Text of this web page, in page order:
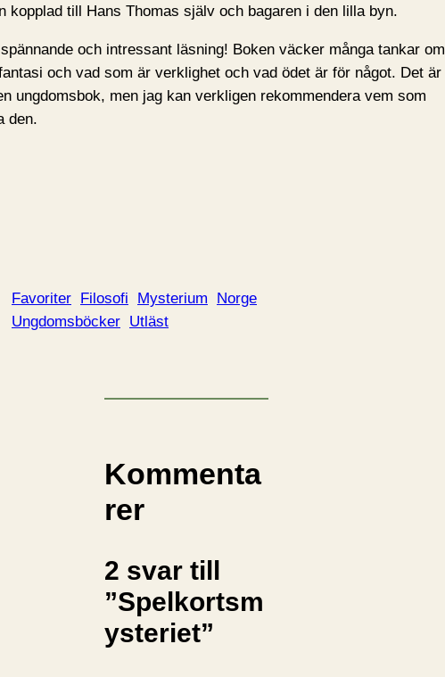
kopplad till Hans Thomas själv och bagaren i den lilla byn.
och intressant läsning! Boken väcker många tankar om
och vad som är verklighet och vad ödet är för något. Det är
ungdomsbok, men jag kan verkligen rekommendera vem som
den.
Favoriter Filosofi Mysterium
Norge
Ungdomsböcker Utläst
Kommenta
rer
2 svar till
”Spelkortsm
ysteriet”